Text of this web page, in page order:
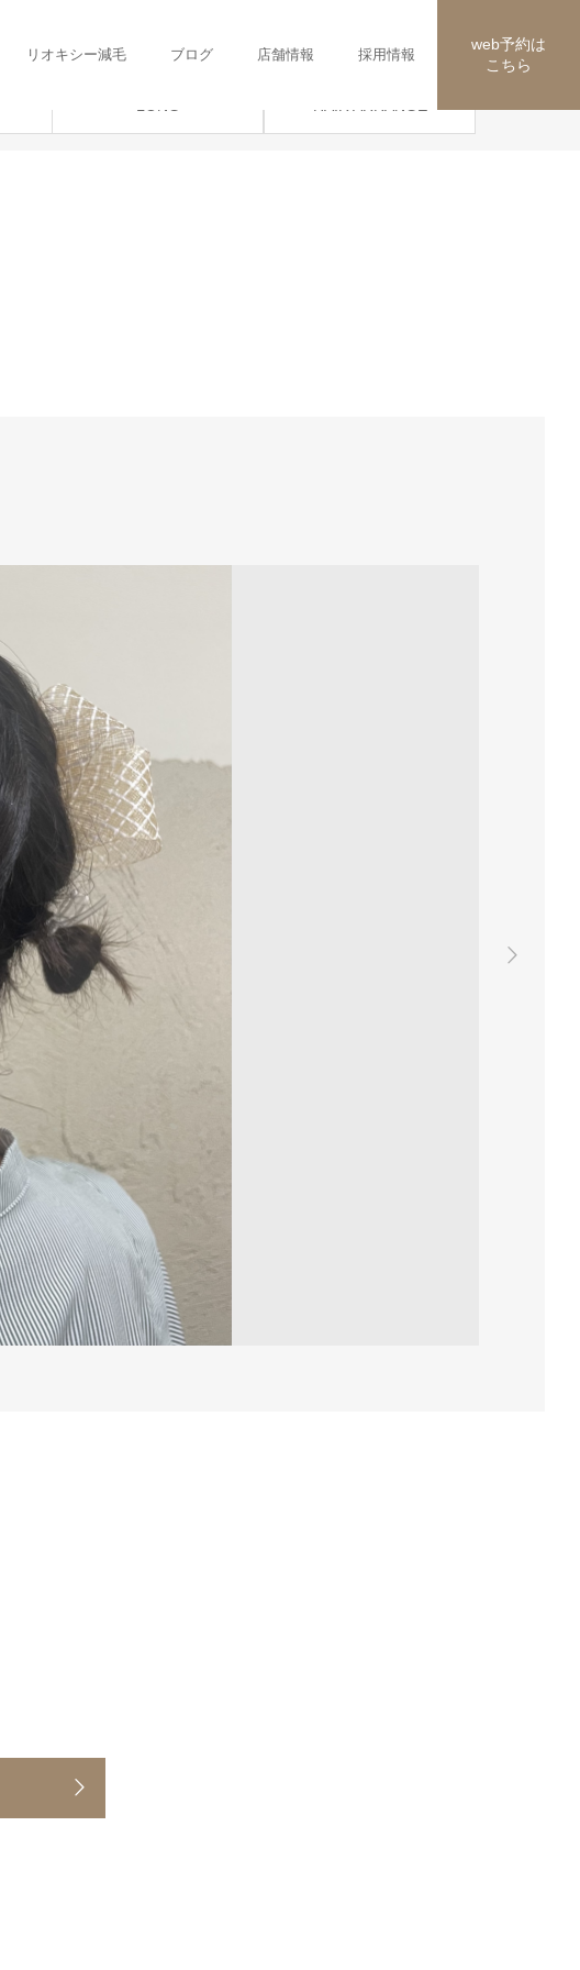
リオキシー減毛 ブログ 店舗情報 採用情報
web予約は
こちら